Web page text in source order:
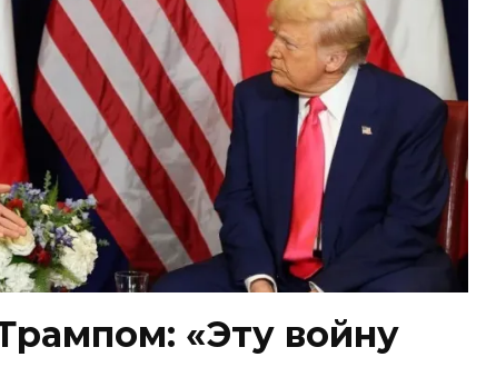
«Эту войну